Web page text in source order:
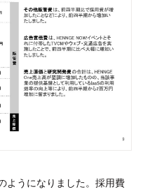
ようになりました。採用費